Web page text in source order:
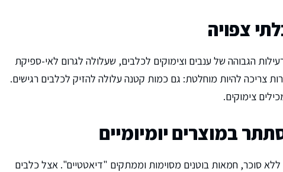
צפויה
הגבוהה של ענבים וצימוקים לכלבים, שעלולה לגרום לאי-ספיקת
צריכה להיות מוחלטת: גם כמות קטנה עלולה להזיק לכלבים רגישים.
צימוקים.
במוצרים יומיומיים
סוכר, חמאות בוטנים מסוימות וממתקים "דיאטטיים". אצל כלבים